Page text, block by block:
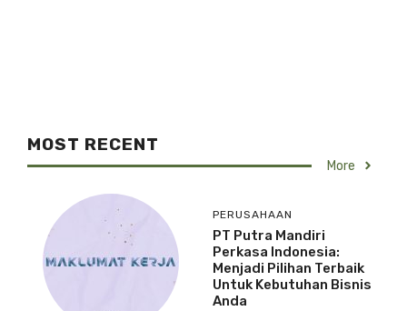
MOST RECENT
More
PERUSAHAAN
PT Putra Mandiri
Perkasa Indonesia:
Menjadi Pilihan Terbaik
Untuk Kebutuhan Bisnis
Anda